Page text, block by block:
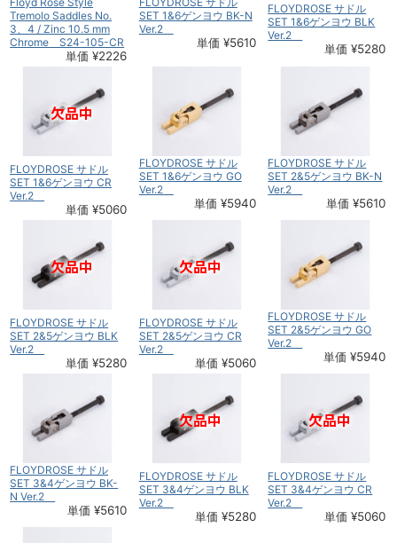
Tremolo Saddles No.
3、4 / Zinc 10.5 mm
Chrome S24-105-CR
単価 ¥2226
SET 1&6ゲンヨウ BK-N
Ver.2
単価 ¥5610
FLOYDROSE サドル
SET 1&6ゲンヨウ BLK
Ver.2
単価 ¥5280
FLOYDROSE サドル
SET 1&6ゲンヨウ CR
Ver.2
単価 ¥5060
FLOYDROSE サドル
SET 1&6ゲンヨウ GO
Ver.2
単価 ¥5940
FLOYDROSE サドル
SET 2&5ゲンヨウ BK-N
Ver.2
単価 ¥5610
FLOYDROSE サドル
SET 2&5ゲンヨウ BLK
Ver.2
単価 ¥5280
FLOYDROSE サドル
SET 2&5ゲンヨウ CR
Ver.2
単価 ¥5060
FLOYDROSE サドル
SET 2&5ゲンヨウ GO
Ver.2
単価 ¥5940
FLOYDROSE サドル
SET 3&4ゲンヨウ BK-
N Ver.2
単価 ¥5610
FLOYDROSE サドル
SET 3&4ゲンヨウ BLK
Ver.2
単価 ¥5280
FLOYDROSE サドル
SET 3&4ゲンヨウ CR
Ver.2
単価 ¥5060